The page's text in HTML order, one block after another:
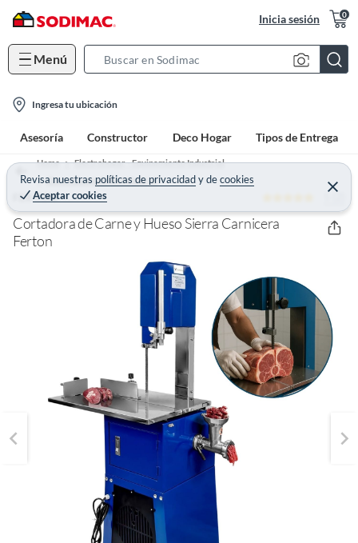
Inicia sesión 0
Menú
c
h
B
r
a
o
n
Ingresa tu ubicación
Asesoría Constructor Deco Hogar Tipos de Entrega
Revisa nuestras políticas de privacidadydecookies
Aceptar cookies
C
e
r
a
r
Home
Electrohogar - Equipamiento Industrial
Electrodomésticos Industrial
FERTON 5 (2)
Cortadora de Carne y Hueso Sierra Carnicera
Ferton